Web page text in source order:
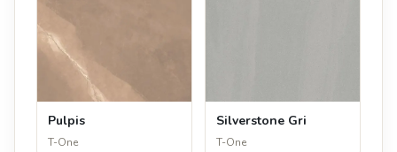
Pulpis
T-One
Silverstone Gri
T-One